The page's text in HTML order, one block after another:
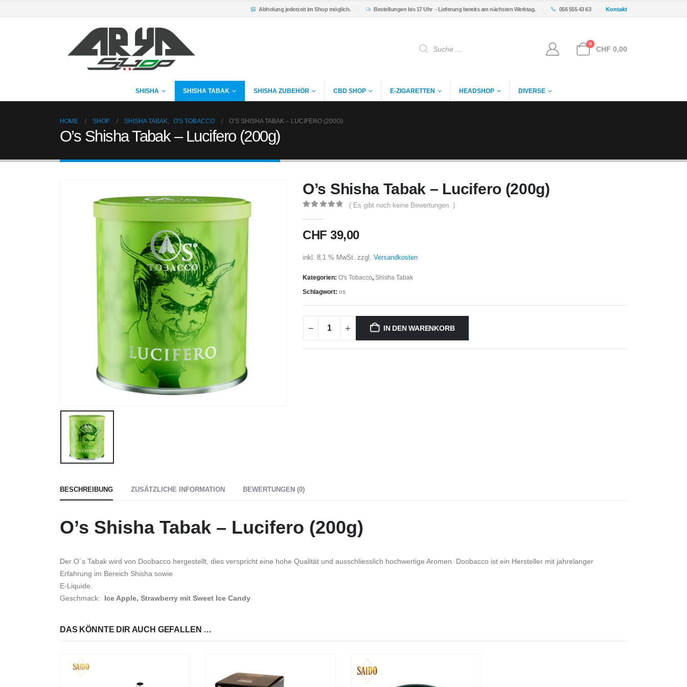
Abholung jederzeit im Shop möglich. Bestellungen bis 17 Uhr- Lieferung bereits am nächsten Werktag. 056 555 43 63 Kontakt
Products
search
0
CHF 0,00
SHISHA SHISHA TABAK SHISHA ZUBEHÖR CBD SHOP E-ZIGARETTEN HEADSHOP DIVERSE
HOME SHOP SHISHA TABAK O'S TOBACCO O’S SHISHA TABAK – LUCIFERO (200G)
O’s Shisha Tabak – Lucifero (200g)
O’s Shisha Tabak – Lucifero (200g)
( Es gibt noch keine Bewertungen. )
CHF 39,00
inkl. 8,1 % MwSt. zzgl. Versandkosten
Kategorien: O's Tobacco, Shisha Tabak
Schlagwort: os
IN DEN WARENKORB
BESCHREIBUNG ZUSÄTZLICHE INFORMATION BEWERTUNGEN (0)
O’s Shisha Tabak – Lucifero (200g)
Der O´s Tabak wird von Doobacco hergestellt, dies verspricht eine hohe Qualität und ausschliesslich hochwertige Aromen. Doobacco ist ein Hersteller mit jahrelanger
Erfahrung im Bereich Shisha sowie
E-Liquide.
Geschmack: Ice Apple, Strawberry mit Sweet Ice Candy
DAS KÖNNTE DIR AUCH GEFALLEN …